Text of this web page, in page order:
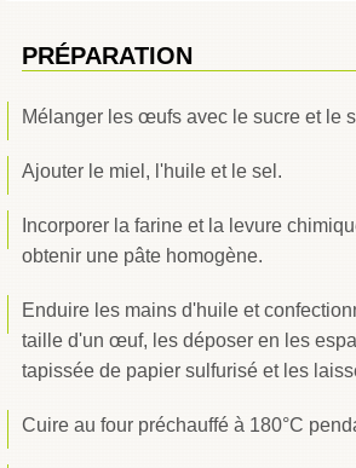
PRÉPARATION
Mélanger les œufs avec le sucre et le
Ajouter le miel, l'huile et le sel.
Incorporer la farine et la levure
obtenir une pâte homogène.
Enduire les mains d'huile et
taille d'un œuf, les déposer en les
tapissée de papier sulfurisé et les
Cuire au four préchauffé à 180°C